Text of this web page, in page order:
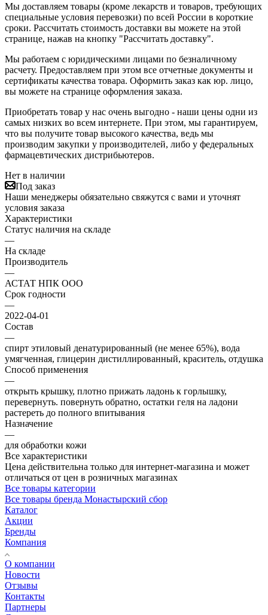
Мы доставляем товары (кроме лекарств и товаров, требующих
специальные условия перевозки) по всей России в короткие
сроки. Рассчитать стоимость доставки вы можете на этой
странице, нажав на кнопку "Рассчитать доставку".
Мы работаем с юридическими лицами по безналичному
расчету. Предоставляем при этом все отчетные документы и
сертификаты качества товара. Оформить заказ как юр. лицо,
вы можете на странице оформления заказа.
Приобретать товар у нас очень выгодно - наши цены одни из
самых низких во всем интернете. При этом, мы гарантируем,
что вы получите товар высокого качества, ведь мы
производим закупки у производителей, либо у федеральных
фармацевтических дистрибьютеров.
Нет в наличии
Под заказ
Наши менеджеры обязательно свяжутся с вами и уточнят
условия заказа
Характеристики
Статус наличия на складе
—
На складе
Производитель
—
АСТАТ НПК ООО
Срок годности
—
2022-04-01
Состав
—
спирт этиловый денатурированный (не менее 65%), вода
умягченная, глицерин дистиллированный, краситель, отдушка
Способ применения
—
открыть крышку, плотно прижать ладонь к горлышку,
перевернуть. повернуть обратно, остатки геля на ладони
растереть до полного впитывания
Назначение
—
для обработки кожи
Все характеристики
Цена действительна только для интернет-магазина и может
отличаться от цен в розничных магазинах
Все товары категории
Все товары бренда Монастырский сбор
Каталог
Акции
Бренды
Компания
О компании
Новости
Отзывы
Контакты
Партнеры